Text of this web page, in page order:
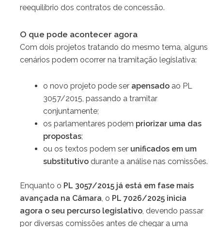
reequilíbrio dos contratos de concessão.
O que pode acontecer agora
Com dois projetos tratando do mesmo tema, alguns
cenários podem ocorrer na tramitação legislativa:
o novo projeto pode ser apensado ao PL
3057/2015, passando a tramitar
conjuntamente;
os parlamentares podem priorizar uma das
propostas;
ou os textos podem ser unificados em um
substitutivo durante a análise nas comissões.
Enquanto o PL 3057/2015 já está em fase mais
avançada na Câmara, o PL 7026/2025 inicia
agora o seu percurso legislativo, devendo passar
por diversas comissões antes de chegar a uma